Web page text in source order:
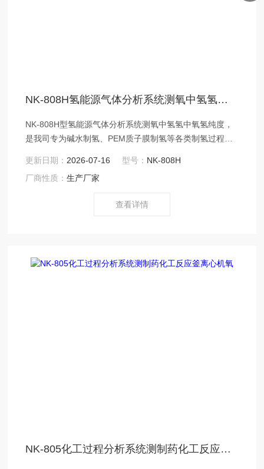
NK-808H氢能源气体分析系统测氧中氢氢中氧氢纯度
NK-808H型氢能源气体分析系统测氧中氢氢中氧氢纯度，
是我司专为碱水制氢、PEM质子膜制氢等各类制氢过程而
氧、氢露点、氢中氧、氧中氢等组份。
更新日期： 2026-07-16 型号： NK-808H
厂商性质：生产厂家
查看详情
NK-805化工过程分析系统测制药化工反应釜离心机氧